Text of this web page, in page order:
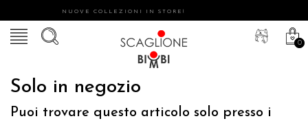
NUOVE COLLEZIONI IN STORE!
0
Solo in negozio
Puoi trovare questo articolo solo presso i